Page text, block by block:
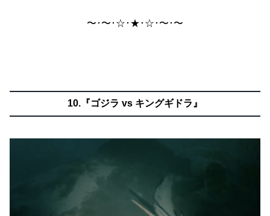
〜･〜･☆･★･☆･〜･〜
10.『ゴジラ vs キングギドラ』